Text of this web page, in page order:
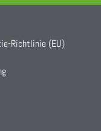
Richtlinie (EU)